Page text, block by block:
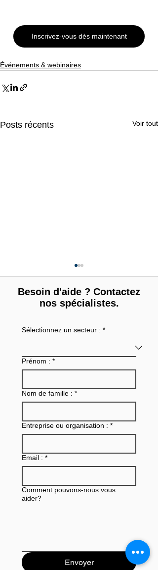
Inscrivez-vous dès maintenant
Événements & webinaires
Posts récents Voir tout
eau potable :
comprendre les
Besoin d'aide ? Contactez
nos spécialistes.
Sélectionnez un secteur : *
Prénom : *
Nom de famille : *
Entreprise ou organisation : *
Email : *
Comment pouvons-nous vous
aider?
Envoyer